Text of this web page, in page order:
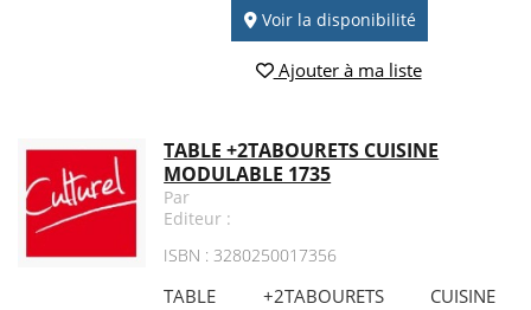
Voir la disponibilité
Ajouter à ma liste
TABLE +2TABOURETS CUISINE
MODULABLE 1735
Par
Editeur :
ISBN : 3280250017356
TABLE +2TABOURETS CUISINE